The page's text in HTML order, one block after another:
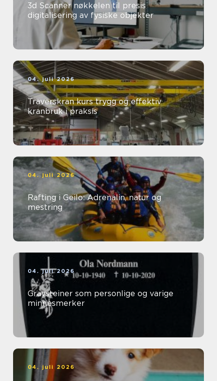
3d Scanner nøkkelen til presis
digitalisering av fysiske objekter
04. juli 2026
Traverskran kurs trygg og effektiv
kranbruk i praksis
04. juli 2026
Rafting i Geilo: Adrenalin, natur og
mestring
04. juli 2026
Gravsteiner som personlige og varige
minnesmerker
04. juli 2026